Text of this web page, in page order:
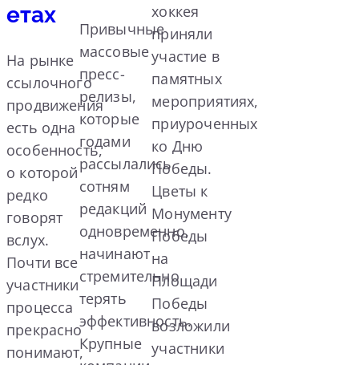
етах
На рынке
ссылочного
продвижения
есть одна
особенность,
о которой
редко
говорят
вслух.
Почти все
участники
процесса
прекрасно
понимают,
Привычные
массовые
пресс-
релизы,
которые
годами
рассылались
сотням
редакций
одновременно,
начинают
стремительно
терять
эффективность.
Крупные
хоккея
приняли
участие в
памятных
мероприятиях,
приуроченных
ко Дню
Победы.
Цветы к
Монументу
Победы
на
Площади
Победы
возложили
участники